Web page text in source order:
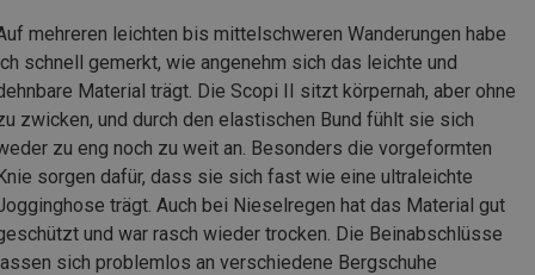
mehreren leichten bis mittelschweren Wanderungen habe
schnell gemerkt, wie angenehm sich das leichte und
Material trägt. Die Scopi II sitzt körpernah, aber ohne
zwicken, und durch den elastischen Bund fühlt sie sich
zu eng noch zu weit an. Besonders die vorgeformten
sorgen dafür, dass sie sich fast wie eine ultraleichte
trägt. Auch bei Nieselregen hat das Material gut
und war rasch wieder trocken. Die Beinabschlüsse
sich problemlos an verschiedene Bergschuhe